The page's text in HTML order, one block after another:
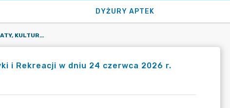
DYŻURY APTEK
POSIEDZENIE KOMISJI OŚWIATY, KULTURY, SPORTU, TURYSTYKI I REKREACJI W DNIU 24 CZERWCA 2026 R.
i Rekreacji w dniu 24 czerwca 2026 r.